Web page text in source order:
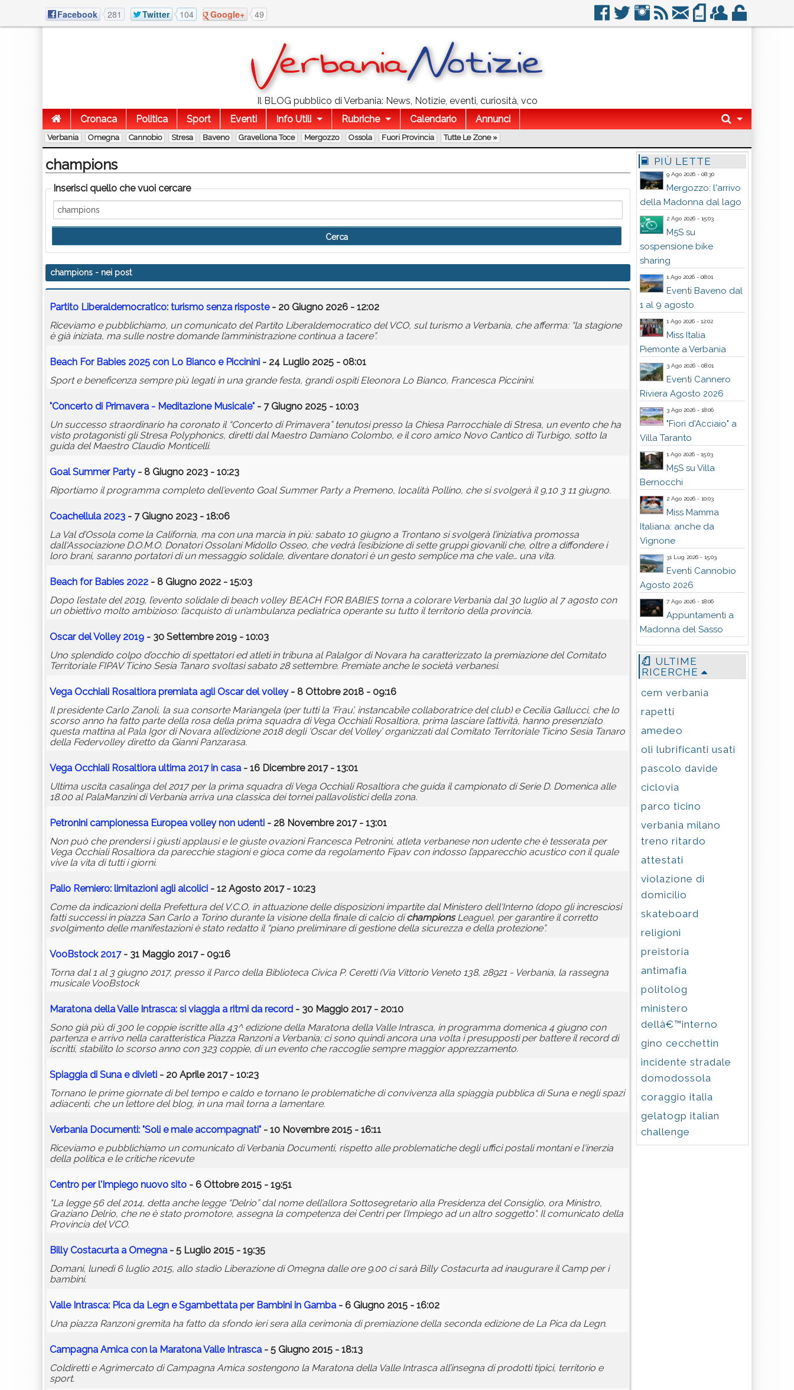
Facebook 281 Twitter 104 Google+ 49
Il BLOG pubblico di Verbania: News, Notizie, eventi, curiosità, vco
Cronaca
Politica Sport Eventi Info Utili Rubriche Calendario Annunci
Verbania Omegna Cannobio Stresa Baveno Gravellona Toce Mergozzo Ossola Fuori Provincia Tutte Le Zone »
champions
Inserisci quello che vuoi cercare
champions - nei post
Partito Liberaldemocratico: turismo senza risposte- 20 Giugno 2026 - 12:02
Riceviamo e pubblichiamo, un comunicato del Partito Liberaldemocratico del VCO, sul turismo a Verbania, che afferma: “la stagione
è già iniziata, ma sulle nostre domande l’amministrazione continua a tacere”.
Beach For Babies 2025 con Lo Bianco e Piccinini - 24 Luglio 2025 - 08:01
Sport e beneficenza sempre più legati in una grande festa, grandi ospiti Eleonora Lo Bianco, Francesca Piccinini.
"Concerto di Primavera - Meditazione Musicale" - 7 Giugno 2025 - 10:03
Un successo straordinario ha coronato il “Concerto di Primavera” tenutosi presso la Chiesa Parrocchiale di Stresa, un evento che ha
visto protagonisti gli Stresa Polyphonics, diretti dal Maestro Damiano Colombo, e il coro amico Novo Cantico di Turbigo, sotto la
guida del Maestro Claudio Monticelli.
Goal Summer Party- 8 Giugno 2023 - 10:23
Riportiamo il programma completo dell'evento Goal Summer Party a Premeno, località Pollino, che si svolgerà il 9,10 3 11 giugno.
Coachellula 2023 - 7 Giugno 2023 - 18:06
La Val d’Ossola come la California, ma con una marcia in più: sabato 10 giugno a Trontano si svolgerà l’iniziativa promossa
dall'Associazione D.O.M.O. Donatori Ossolani Midollo Osseo, che vedrà l’esibizione di sette gruppi giovanili che, oltre a diffondere i
loro brani, saranno portatori di un messaggio solidale, diventare donatori è un gesto semplice ma che vale… una vita.
Beach for Babies 2022 - 8 Giugno 2022 - 15:03
Dopo l’estate del 2019, l’evento solidale di beach volley BEACH FOR BABIES torna a colorare Verbania dal 30 luglio al 7 agosto con
un obiettivo molto ambizioso: l’acquisto di un’ambulanza pediatrica operante su tutto il territorio della provincia.
Oscar del Volley 2019 - 30 Settembre 2019 - 10:03
Uno splendido colpo d’occhio di spettatori ed atleti in tribuna al PalaIgor di Novara ha caratterizzato la premiazione del Comitato
Territoriale FIPAV Ticino Sesia Tanaro svoltasi sabato 28 settembre. Premiate anche le società verbanesi.
Vega Occhiali Rosaltiora premiata agli Oscar del volley- 8 Ottobre 2018 - 09:16
Il presidente Carlo Zanoli, la sua consorte Mariangela (per tutti la ‘Frau’, instancabile collaboratrice del club) e Cecilia Gallucci, che lo
scorso anno ha fatto parte della rosa della prima squadra di Vega Occhiali Rosaltiora, prima lasciare l’attività, hanno presenziato
questa mattina al Pala Igor di Novara all’edizione 2018 degli ‘Oscar del Volley’ organizzati dal Comitato Territoriale Ticino Sesia Tanaro
della Federvolley diretto da Gianni Panzarasa.
Vega Occhiali Rosaltiora ultima 2017 in casa - 16 Dicembre 2017 - 13:01
Ultima uscita casalinga del 2017 per la prima squadra di Vega Occhiali Rosaltiora che guida il campionato di Serie D. Domenica alle
18.00 al PalaManzini di Verbania arriva una classica dei tornei pallavolistici della zona.
Petronini campionessa Europea volley non udenti - 28 Novembre 2017 - 13:01
Non può che prendersi i giusti applausi e le giuste ovazioni Francesca Petronini, atleta verbanese non udente che è tesserata per
Vega Occhiali Rosaltiora da parecchie stagioni e gioca come da regolamento Fipav con indosso l’apparecchio acustico con il quale
vive la vita di tutti i giorni.
Palio Remiero: limitazioni agli alcolici - 12 Agosto 2017 - 10:23
Come da indicazioni della Prefettura del V.C.O, in attuazione delle disposizioni impartite dal Ministero dell'Interno (dopo gli incresciosi
fatti successi in piazza San Carlo a Torino durante la visione della finale di calcio dichampionsLeague), per garantire il corretto
svolgimento delle manifestazioni è stato redatto il “piano preliminare di gestione della sicurezza e della protezione”.
VooBstock 2017- 31 Maggio 2017 - 09:16
Torna dal 1 al 3 giugno 2017, presso il Parco della Biblioteca Civica P. Ceretti (Via Vittorio Veneto 138, 28921 - Verbania, la rassegna
musicale VooBstock
Maratona della Valle Intrasca: si viaggia a ritmi da record - 30 Maggio 2017 - 20:10
Sono già più di 300 le coppie iscritte alla 43^ edizione della Maratona della Valle Intrasca, in programma domenica 4 giugno con
partenza e arrivo nella caratteristica Piazza Ranzoni a Verbania; ci sono quindi ancora una volta i presupposti per battere il record di
iscritti, stabilito lo scorso anno con 323 coppie, di un evento che raccoglie sempre maggior apprezzamento.
Spiaggia di Suna e divieti - 20 Aprile 2017 - 10:23
Tornano le prime giornate di bel tempo e caldo e tornano le problematiche di convivenza alla spiaggia pubblica di Suna e negli spazi
adiacenti, che un lettore del blog, in una mail torna a lamentare.
Verbania Documenti: "Soli e male accompagnati" - 10 Novembre 2015 - 16:11
Riceviamo e pubblichiamo un comunicato di Verbania Documenti, rispetto alle problematiche degli uffici postali montani e l'inerzia
della politica e le critiche ricevute
Centro per l'Impiego nuovo sito - 6 Ottobre 2015 - 19:51
"La legge 56 del 2014, detta anche legge “Delrio” dal nome dell’allora Sottosegretario alla Presidenza del Consiglio, ora Ministro,
Graziano Delrio, che ne è stato promotore, assegna la competenza dei Centri per l’Impiego ad un altro soggetto". Il comunicato della
Provincia del VCO.
Billy Costacurta a Omegna - 5 Luglio 2015 - 19:35
Domani, lunedì 6 luglio 2015, allo stadio Liberazione di Omegna dalle ore 9.00 ci sarà Billy Costacurta ad inaugurare il Camp per i
bambini.
Valle Intrasca: Pica da Legn e Sgambettata per Bambini in Gamba - 6 Giugno 2015 - 16:02
Una piazza Ranzoni gremita ha fatto da sfondo ieri sera alla cerimonia di premiazione della seconda edizione de La Pica da Legn.
Campagna Amica con la Maratona Valle Intrasca - 5 Giugno 2015 - 18:13
Coldiretti e Agrimercato di Campagna Amica sostengono la Maratona della Valle Intrasca all’insegna di prodotti tipici, territorio e
sport.
PIÙ LETTE
9 Ago 2026 - 08:30
Mergozzo: l'arrivo
della Madonna dal lago
2 Ago 2026 - 15:03
M5S su
sospensione bike
sharing
1 Ago 2026 - 08:01
Eventi Baveno dal
1 al 9 agosto
1 Ago 2026 - 12:02
Miss Italia
Piemonte a Verbania
3 Ago 2026 - 08:01
Eventi Cannero
Riviera Agosto 2026
3 Ago 2026 - 18:06
"Fiori d'Acciaio" a
Villa Taranto
1 Ago 2026 - 15:03
M5S su Villa
Bernocchi
2 Ago 2026 - 10:03
Miss Mamma
Italiana: anche da
Vignone
31 Lug 2026 - 15:03
Eventi Cannobio
Agosto 2026
7 Ago 2026 - 18:06
Appuntamenti a
Madonna del Sasso
ULTIME
RICERCHE
cem verbania
rapetti
amedeo
oli lubrificanti usati
pascolo davide
ciclovia
parco ticino
verbania milano
treno ritardo
attestati
violazione di
domicilio
skateboard
religioni
preistoria
antimafia
politolog
ministero
dellâ€™interno
gino cecchettin
incidente stradale
domodossola
coraggio italia
gelatogp italian
challenge